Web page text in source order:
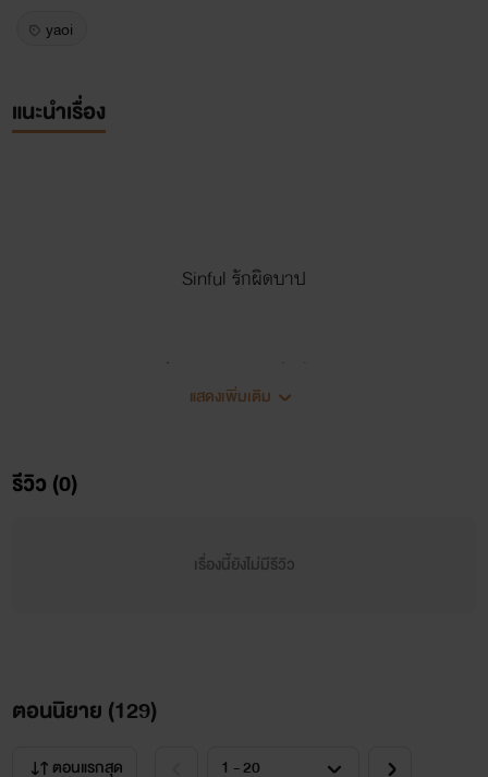
yaoi
แนะนำเรื่อง
Sinful รักผิดบาป
(ภาคต่อของ Danger รักอันตราย)
แม็กซ์ พี่ชายที่รักน้องชายยิ่งกว่าชีวิต ถ้าใครมาทำให้น้องของ
ทาม ชายที่รักในการพนันทุกประเภท ครั้งหนึ่งเคยทำความ
ผิด อาจจะเรียกได้ว่าความผิดบาป แม้จะรู้สึกผิดแค่ไหน เขาก็ไม่
แสดงเพิ่มเติม
รีวิว (0)
เรื่องนี้ยังไม่มีรีวิว
ตอนนิยาย (129)
ตอนแรกสุด